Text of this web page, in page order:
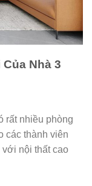
Nhà 3
rất nhiều phòng
các thành viên
nội thất cao